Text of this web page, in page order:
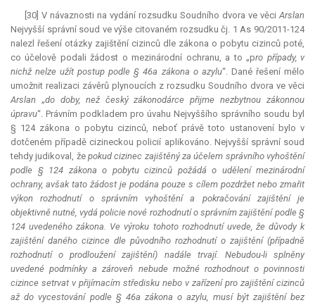
[30] V návaznosti na vydání rozsudku Soudního dvora ve věciArslan
Nejvyšší správní soud ve výše citovaném rozsudku čj. 1 As 90/2011-124
nalezl řešení otázky zajištění cizinců dle zákona o pobytu cizinců poté,
co účelově podali žádost o mezinárodní ochranu, a to „pro případy, v
nichž nelze užít postup podle § 46a zákona o azylu“. Dané řešení mělo
umožnit realizaci závěrů plynoucích z rozsudku Soudního dvora ve věci
Arslan „do doby, než český zákonodárce přijme nezbytnou zákonnou
úpravu“. Právním podkladem pro úvahu Nejvyššího správního soudu byl
§ 124 zákona o pobytu cizinců, neboť právě toto ustanovení bylo v
dotčeném případě cizineckou policií aplikováno. Nejvyšší správní soud
tehdy judikoval, že pokud cizinec zajištěný za účelem správního vyhoštění
podle § 124 zákona o pobytu cizinců požádá o udělení mezinárodní
ochrany, avšak tato žádost je podána pouze s cílem pozdržet nebo zmařit
výkon rozhodnutí o správním vyhoštění a pokračování zajištění je
objektivně nutné, vydá policie nové rozhodnutí o správním zajištění podle §
124 uvedeného zákona. Ve výroku tohoto rozhodnutí uvede, že důvody k
zajištění daného cizince dle původního rozhodnutí o zajištění (případně
rozhodnutí o prodloužení zajištění) nadále trvají. Nebudou-li splněny
uvedené podmínky a zároveň nebude možné rozhodnout o povinnosti
cizince setrvat v přijímacím středisku nebo v zařízení pro zajištění cizinců
až do vycestování podle § 46a zákona o azylu, musí být zajištění bez